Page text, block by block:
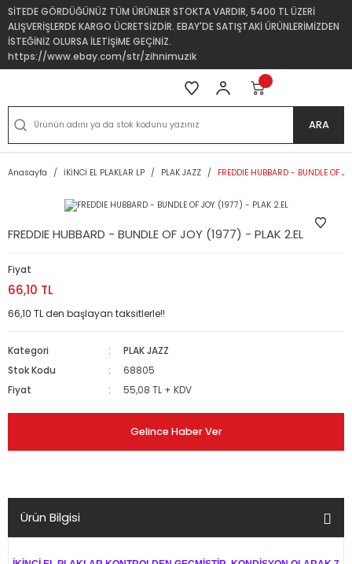
SİTEDE GÖRDÜĞÜNÜZ TÜM ÜRÜNLER STOKTA VARDIR, 5400 TL ÜZERİ
ALIŞVERİŞLERDE KARGO ÜCRETSİZDİR. EBAY'DE SATIŞTAKİ ÜRÜNLERİMİZDEN
İSTEĞİNİZ OLURSA İLETİŞİME GEÇİNİZ.
https://www.ebay.com/str/zihnimuzik
ARA
Anasayfa İKİNCİ EL PLAKLAR LP PLAK JAZZ FREDDIE HUBBARD - BUNDLE OF
FREDDIE HUBBARD - BUNDLE OF JOY (1977) - PLAK 2.EL
Fiyat
66,10 TL
66,10 TL den başlayan taksitlerle!!
Kategori
PLAK JAZZ
Stok Kodu
68805
Fiyat
55,08 TL + KDV
Gelince Haber Ver
Ürün Bilgisi